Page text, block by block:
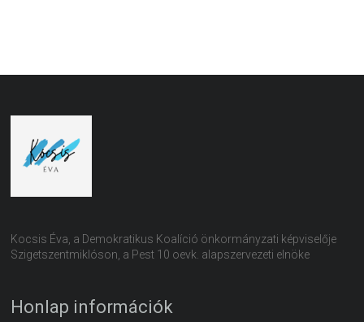
Kocsis Éva, a Demokratikus Koalíció önkormányzati képviselője
Szigetszentmiklóson, a Pest 10 oevk. alapszervezeti elnöke
Honlap információk